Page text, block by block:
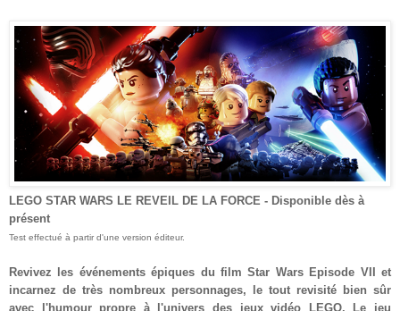
LEGO STAR WARS LE REVEIL DE LA FORCE - Disponible dès à
présent
Test effectué à partir d'une version éditeur.
Revivez les événements épiques du filmStar Wars Episode VII
et
incarnez de très nombreux personnages, le tout revisité bien sûr
avec l'humour propre à l'univers des jeux vidéo LEGO. Le jeu